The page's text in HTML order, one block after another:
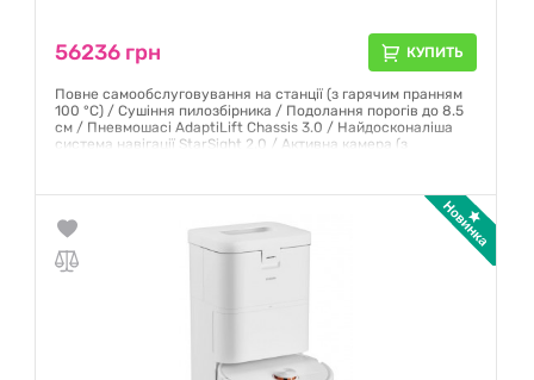
56236 грн КУПИТЬ
Повне самообслуговування на станції (з гарячим пранням
100 °C) / Сушіння пилозбірника / Подолання порогів до 8.5
см / Пневмошасі AdaptiLift Chassis 3.0 / Найдосконаліша
система навігації StarSight 2.0 / Активна камера (з
Гарантия:12 месяцев